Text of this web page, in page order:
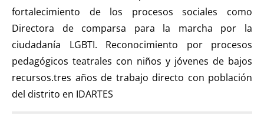
fortalecimiento de los procesos sociales como
Directora de comparsa para la marcha por la
ciudadanía LGBTI. Reconocimiento por procesos
pedagógicos teatrales con niños y jóvenes de bajos
recursos.tres años de trabajo directo con población
del distrito en IDARTES